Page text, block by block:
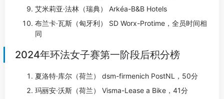
艾米莉亚·法林（瑞典） Arkéa-B&B Hotels
布兰卡·瓦斯（匈牙利） SD Worx-Protime，全员时间相
同
2024年环法女子赛第一阶段后积分榜
夏洛特·库尔（荷兰） dsm-firmenich PostNL，50分
玛丽安·沃斯（荷兰） Visma-Lease a Bike，41分